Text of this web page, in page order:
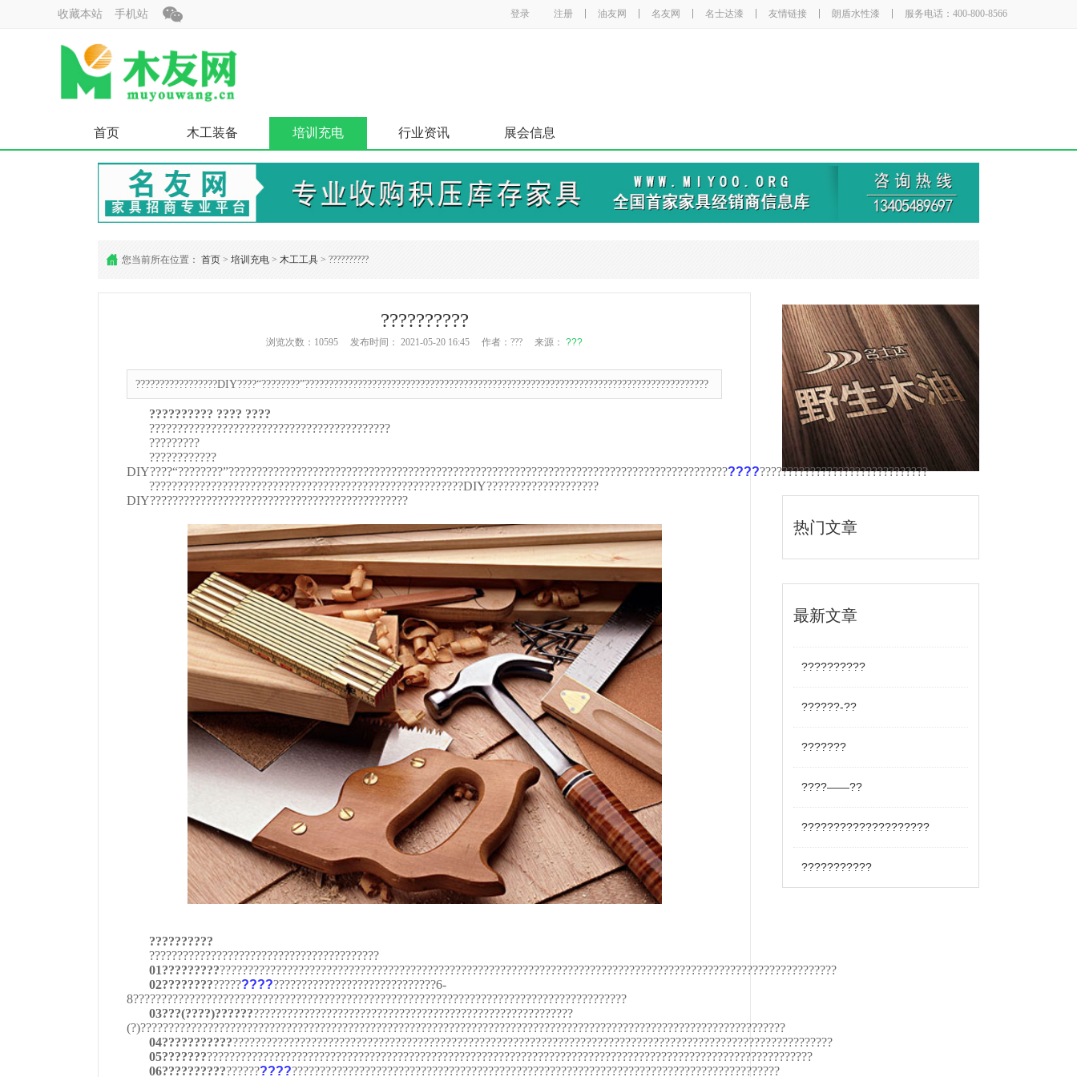
收藏本站 手机站 登录 注册 油友网 名友网 名士达漆 友情链接 朗盾水性漆 服务电话：400-800-8566
首页 木工装备 培训充电 行业资讯 展会信息
您当前所在位置： 首页 > 培训充电 > 木工工具 > ??????????
热门文章
最新文章
??????????
??????-??
???????
????——??
????????????????????
???????????
??????????
浏览次数：10595 发布时间： 2021-05-20 16:45 作者：??? 来源： ???
?????????????????DIY????“????????”????????????????????????????????????????????????????????????????????????????????????
?????????? ???? ????
???????????????????????????????????????????
?????????
????????????
DIY????“????????”???????????????????????????????????????????????????????????????????????????????????????????????????????????????????????????
????????????????????????????????????????????????????????DIY????????????????????
DIY??????????????????????????????????????????????
??????????
?????????????????????????????????????????
01???????????????????????????????????????????????????????????????????????????????????????????????????????????????????????
02??????????????????????????????????????????????6-
8????????????????????????????????????????????????????????????????????????????????????????
03???(????)???????????????????????????????????????????????????????????????
(?)???????????????????????????????????????????????????????????????????????????????????????????????????????????????????
04??????????????????????????????????????????????????????????????????????????????????????????????????????????????????????
05???????????????????????????????????????????????????????????????????????????????????????????????????????????????????
06???????????????????????????????????????????????????????????????????????????????????????????????????????????